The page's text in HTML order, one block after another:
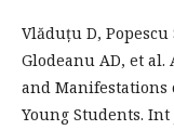
Vlăduțu D,
Glodeanu AD, et al.
and
Young Students.